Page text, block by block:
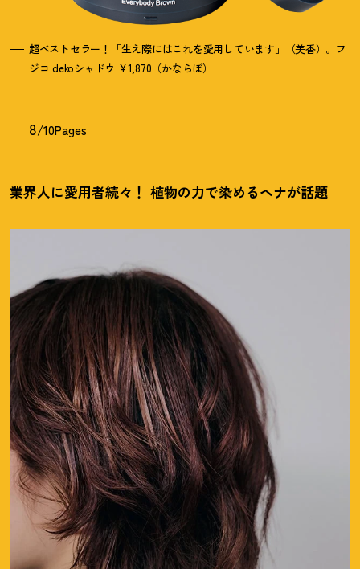
超ベストセラー ！
「生え際にはこれを愛用しています」（美香）。フ
ジコ dekoシャドウ ¥1,870（かならぼ）
8/10Pages
業界人に愛用者続々 ！ 植物の力で染めるヘナが話題